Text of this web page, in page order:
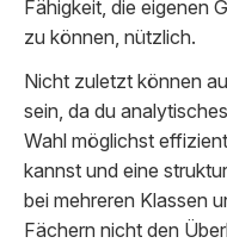
Fähigkeit, die eigenen
zu können, nützlich.
Nicht zuletzt können
sein, da du
Wahl möglichst
kannst und eine
bei mehreren Klassen
Fächern nicht den